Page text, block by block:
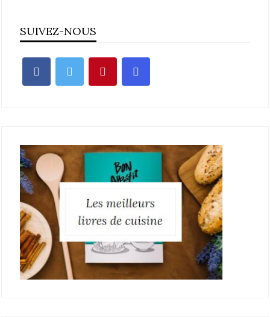
SUIVEZ-NOUS